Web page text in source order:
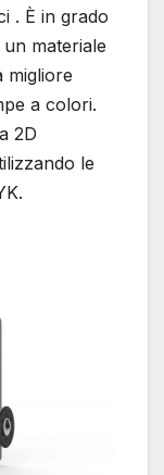
. È in grado
materiale
migliore
a colori.
2D
le